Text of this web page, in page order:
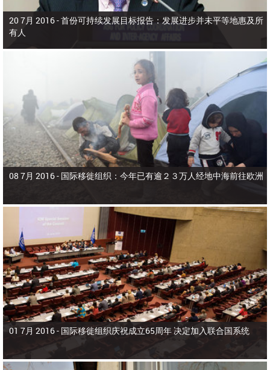
20 7月 2016 -首份可持续发展目标报告：发展进步并未平等地惠及所
有人
08 7月 2016 - 国际移徙组织：今年已有逾２３万人经地中海前往欧洲
01 7月 2016 - 国际移徙组织庆祝成立65周年 决定加入联合国系统